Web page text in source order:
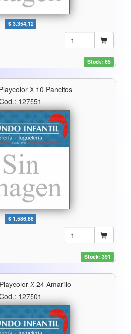
$ 3.354,12
Stock: 65
X 10 Pancitos
Cod.: 127551
$ 1.586,88
Stock: 391
X 24 Amarillo
Cod.: 127501